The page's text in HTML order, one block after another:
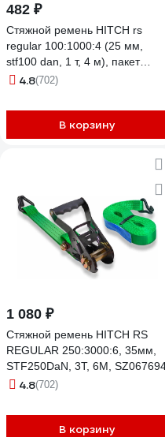
482 ₽
Стяжной ремень HITCH rs
regular 100:1000:4 (25 мм,
stf100 dan, 1 т, 4 м), пакет
SZ076113
4.8(702)
В корзину
1 080 ₽
Стяжной ремень HITCH RS
REGULAR 250:3000:6, 35мм,
STF250DaN, 3T, 6М,
4.8(702)
В корзину